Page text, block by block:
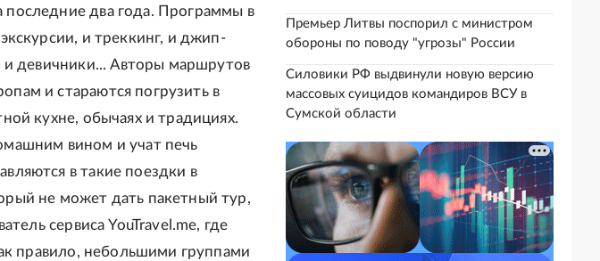
два года. Программы в
и треккинг, и джип-
девичники... Авторы маршрутов
и стараются погрузить в
кухне, обычаях и традициях.
вином и учат печь
в такие поездки в
не может дать пакетный тур,
сервиса YouTravel.me, где
правило, небольшими группами
Премьер Литвы поспорил с министром
обороны по поводу "угрозы" России
Силовики РФ выдвинули новую версию
массовых суицидов командиров ВСУ в
Сумской области